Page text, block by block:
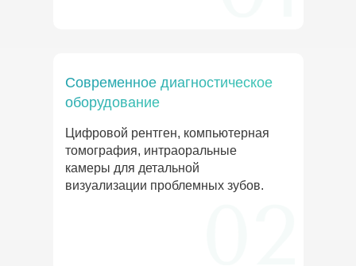
Современное диагностическое
оборудование
Цифровой рентген, компьютерная
томография, интраоральные
камеры для детальной
визуализации проблемных зубов.